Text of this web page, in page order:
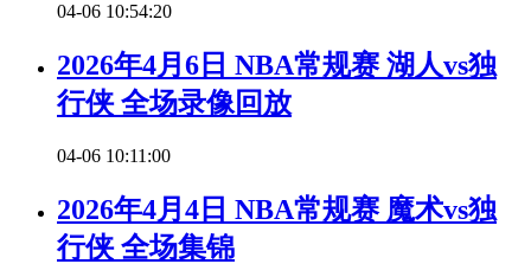
04-06 10:54:20
2026年4月6日 NBA常规赛 湖人vs独
行侠 全场录像回放
04-06 10:11:00
2026年4月4日 NBA常规赛 魔术vs独
行侠 全场集锦